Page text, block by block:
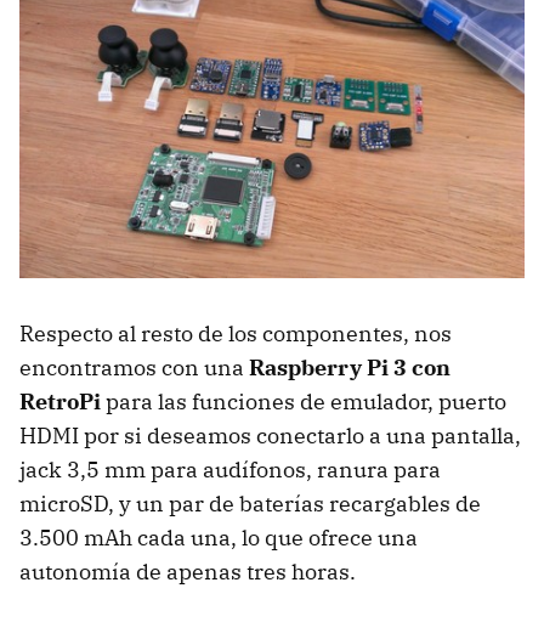
Respecto al resto de los componentes, nos
encontramos con una Raspberry Pi 3 con
RetroPipara las funciones de emulador, puerto
HDMI por si deseamos conectarlo a una pantalla,
jack 3,5 mm para audífonos, ranura para
microSD, y un par de baterías recargables de
3.500 mAh cada una, lo que ofrece una
autonomía de apenas tres horas.